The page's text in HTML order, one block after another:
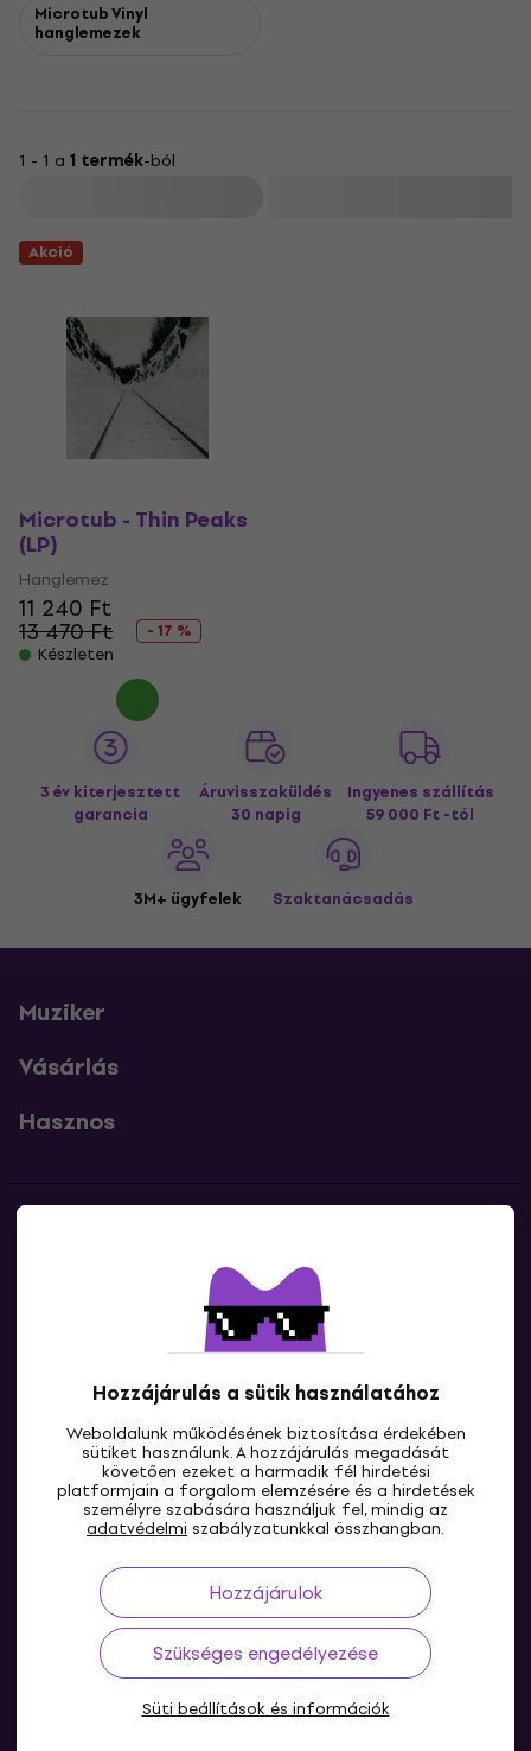
Hozzájárulás a sütik használatához
Weboldalunk működésének biztosítása érdekében
sütiket használunk. A hozzájárulás megadását
követően ezeket a harmadik fél hirdetési
platformjain a forgalom elemzésére és a hirdetések
személyre szabására használjuk fel, mindig az
adatvédelmi szabályzatunkkal összhangban.
Hozzájárulok
Szükséges engedélyezése
Süti beállítások és információk
Microtub Vinyl
hanglemezek
1 - 1 a 1 termék-ból
Akció
Microtub - Thin Peaks
(LP)
Hanglemez
11 240 Ft
13 470 Ft
- 17 %
Készleten
3 év kiterjesztett
garancia
Áruvisszaküldés
30 napig
Ingyenes szállítás
59 000 Ft -tól
3M+ ügyfelek Szaktanácsadás
Muziker
Vásárlás
Hasznos
Lépj kapcsolatba velünk
HU